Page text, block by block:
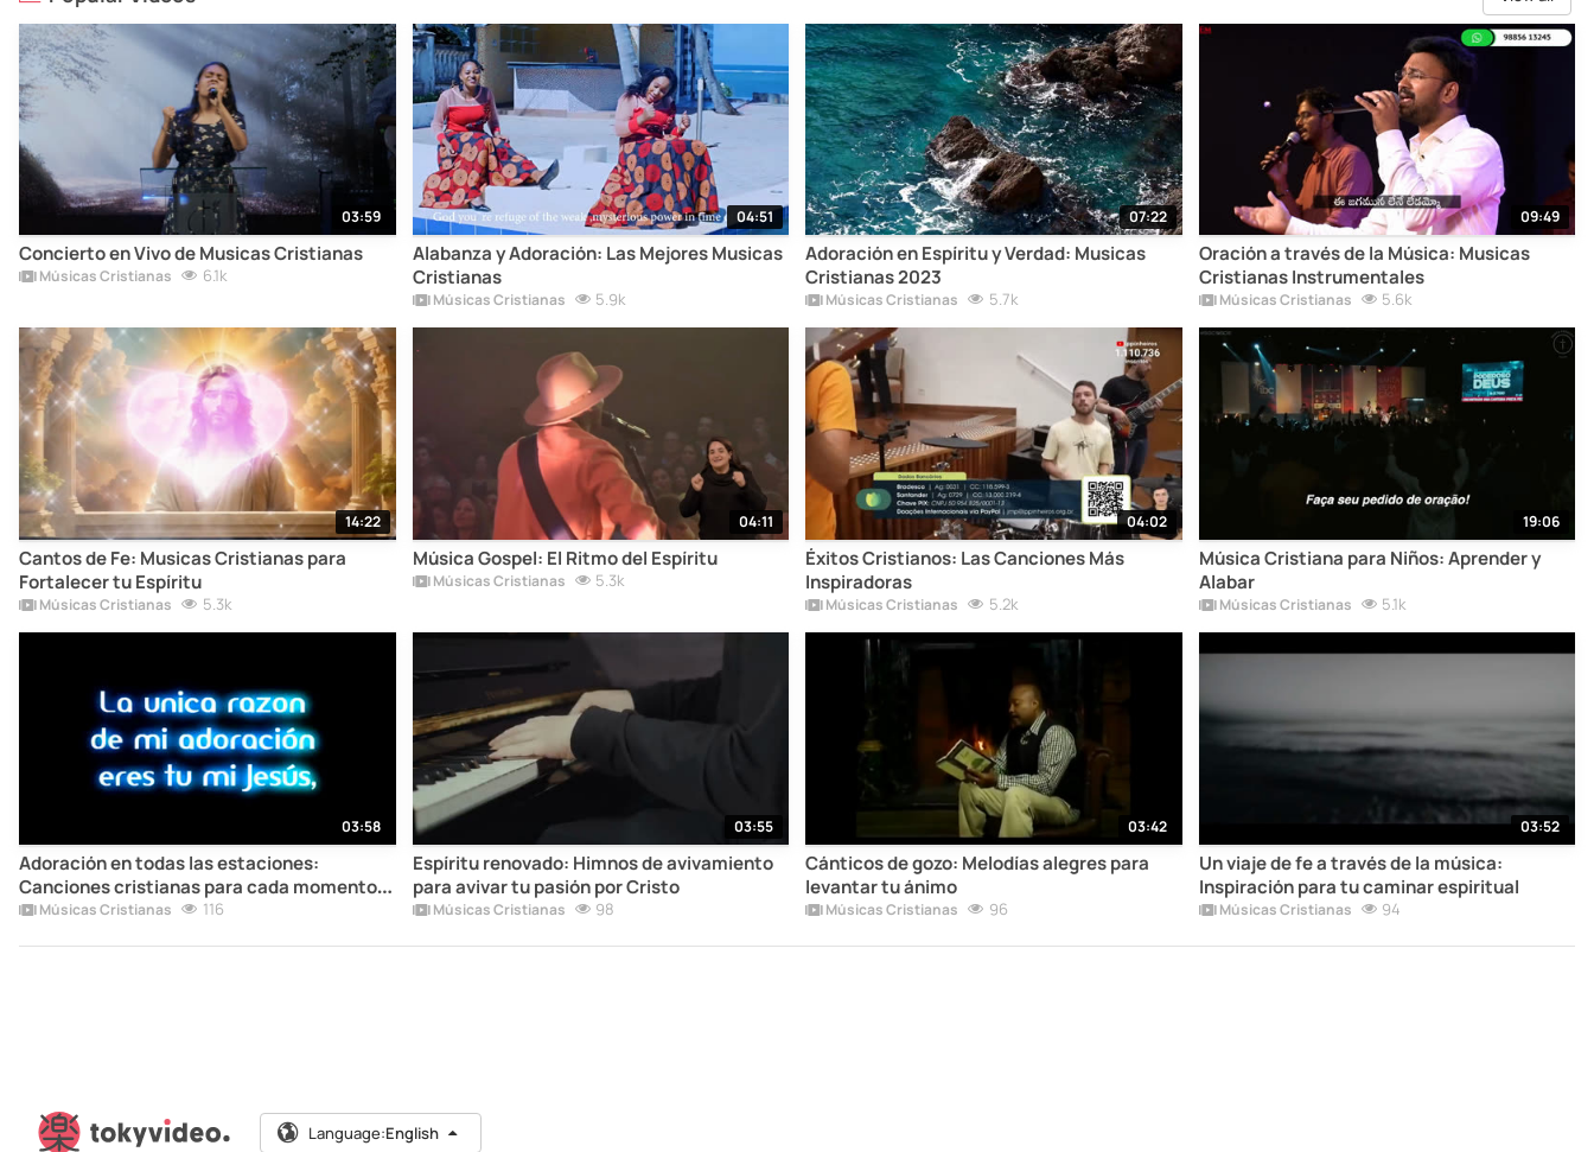
03:59
Concierto en Vivo de Musicas Cristianas
Músicas Cristianas 6.1k
04:51
Alabanza y Adoración: Las Mejores Musicas
Cristianas
Músicas Cristianas 5.9k
07:22
Adoración en Espíritu y Verdad: Musicas
Cristianas 2023
Músicas Cristianas 5.7k
09:49
Oración a través de la Música: Musicas
Cristianas Instrumentales
Músicas Cristianas 5.6k
14:22
Cantos de Fe: Musicas Cristianas para
Fortalecer tu Espíritu
Músicas Cristianas 5.3k
04:11
Música Gospel: El Ritmo del Espíritu
Músicas Cristianas 5.3k
04:02
Éxitos Cristianos: Las Canciones Más
Inspiradoras
Músicas Cristianas 5.2k
19:06
Música Cristiana para Niños: Aprender y
Alabar
Músicas Cristianas 5.1k
03:58
Adoración en todas las estaciones:
Canciones cristianas para cada momento
de tu vida
Músicas Cristianas 116
03:55
Espíritu renovado: Himnos de avivamiento
para avivar tu pasión por Cristo
Músicas Cristianas 98
03:42
Cánticos de gozo: Melodías alegres para
levantar tu ánimo
Músicas Cristianas 96
03:52
Un viaje de fe a través de la música:
Inspiración para tu caminar espiritual
Músicas Cristianas 94
Language:English